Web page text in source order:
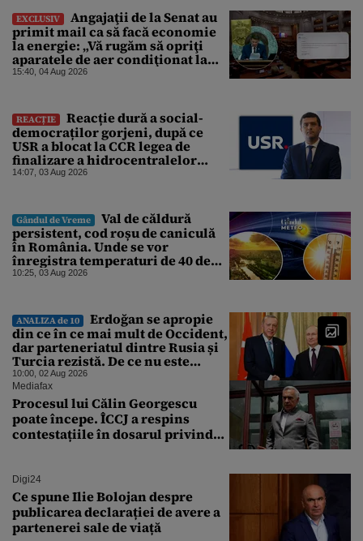
EXCLUSIV
Angajaţii de la Senat au
primit mail ca să facă economie
la energie: „Vă rugăm să opriţi
aparatele de aer condiţionat la
sfârşitul programului”
15:40, 04 Aug 2026
REACȚIE
Reacție dură a social-
democraților gorjeni, după ce
USR a blocat la CCR legea de
finalizare a hidrocentralelor
abandonate. „Nu ne-ar surprinde
abătut o cupolă de foc”
14:07, 03 Aug 2026
Gândul de Vreme
Val de căldură
persistent, cod roșu de caniculă
în România. Unde se vor
înregistra temperaturi de 40 de
grade, potrivit ANM
10:25, 03 Aug 2026
ANALIZA de 10
Erdoğan se apropie
din ce în ce mai mult de Occident,
dar parteneriatul dintre Rusia și
Turcia rezistă. De ce nu este
Moscova îngrijorată de
orientarea spre vest a Ankarei
10:00, 02 Aug 2026
Mediafax
Procesul lui Călin Georgescu
poate începe. ÎCCJ a respins
contestațiile în dosarul privind
Digi24
Ce spune Ilie Bolojan despre
publicarea declarației de avere a
partenerei sale de viață